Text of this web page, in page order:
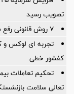
تصویب رسید
۷ روش قانونی رفع سوء‌اثر از چک برگشتی
تجربه ای لوکس و
کفشور خطی
تحکیم تعاملات
تعالی سلامت